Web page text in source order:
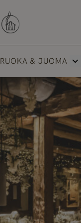
RUOKA & JUOMA